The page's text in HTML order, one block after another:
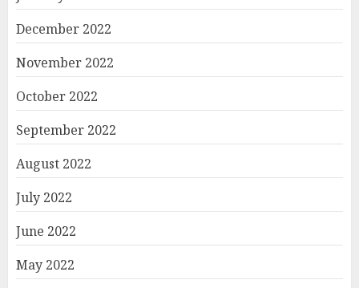
December 2022
November 2022
October 2022
September 2022
August 2022
July 2022
June 2022
May 2022